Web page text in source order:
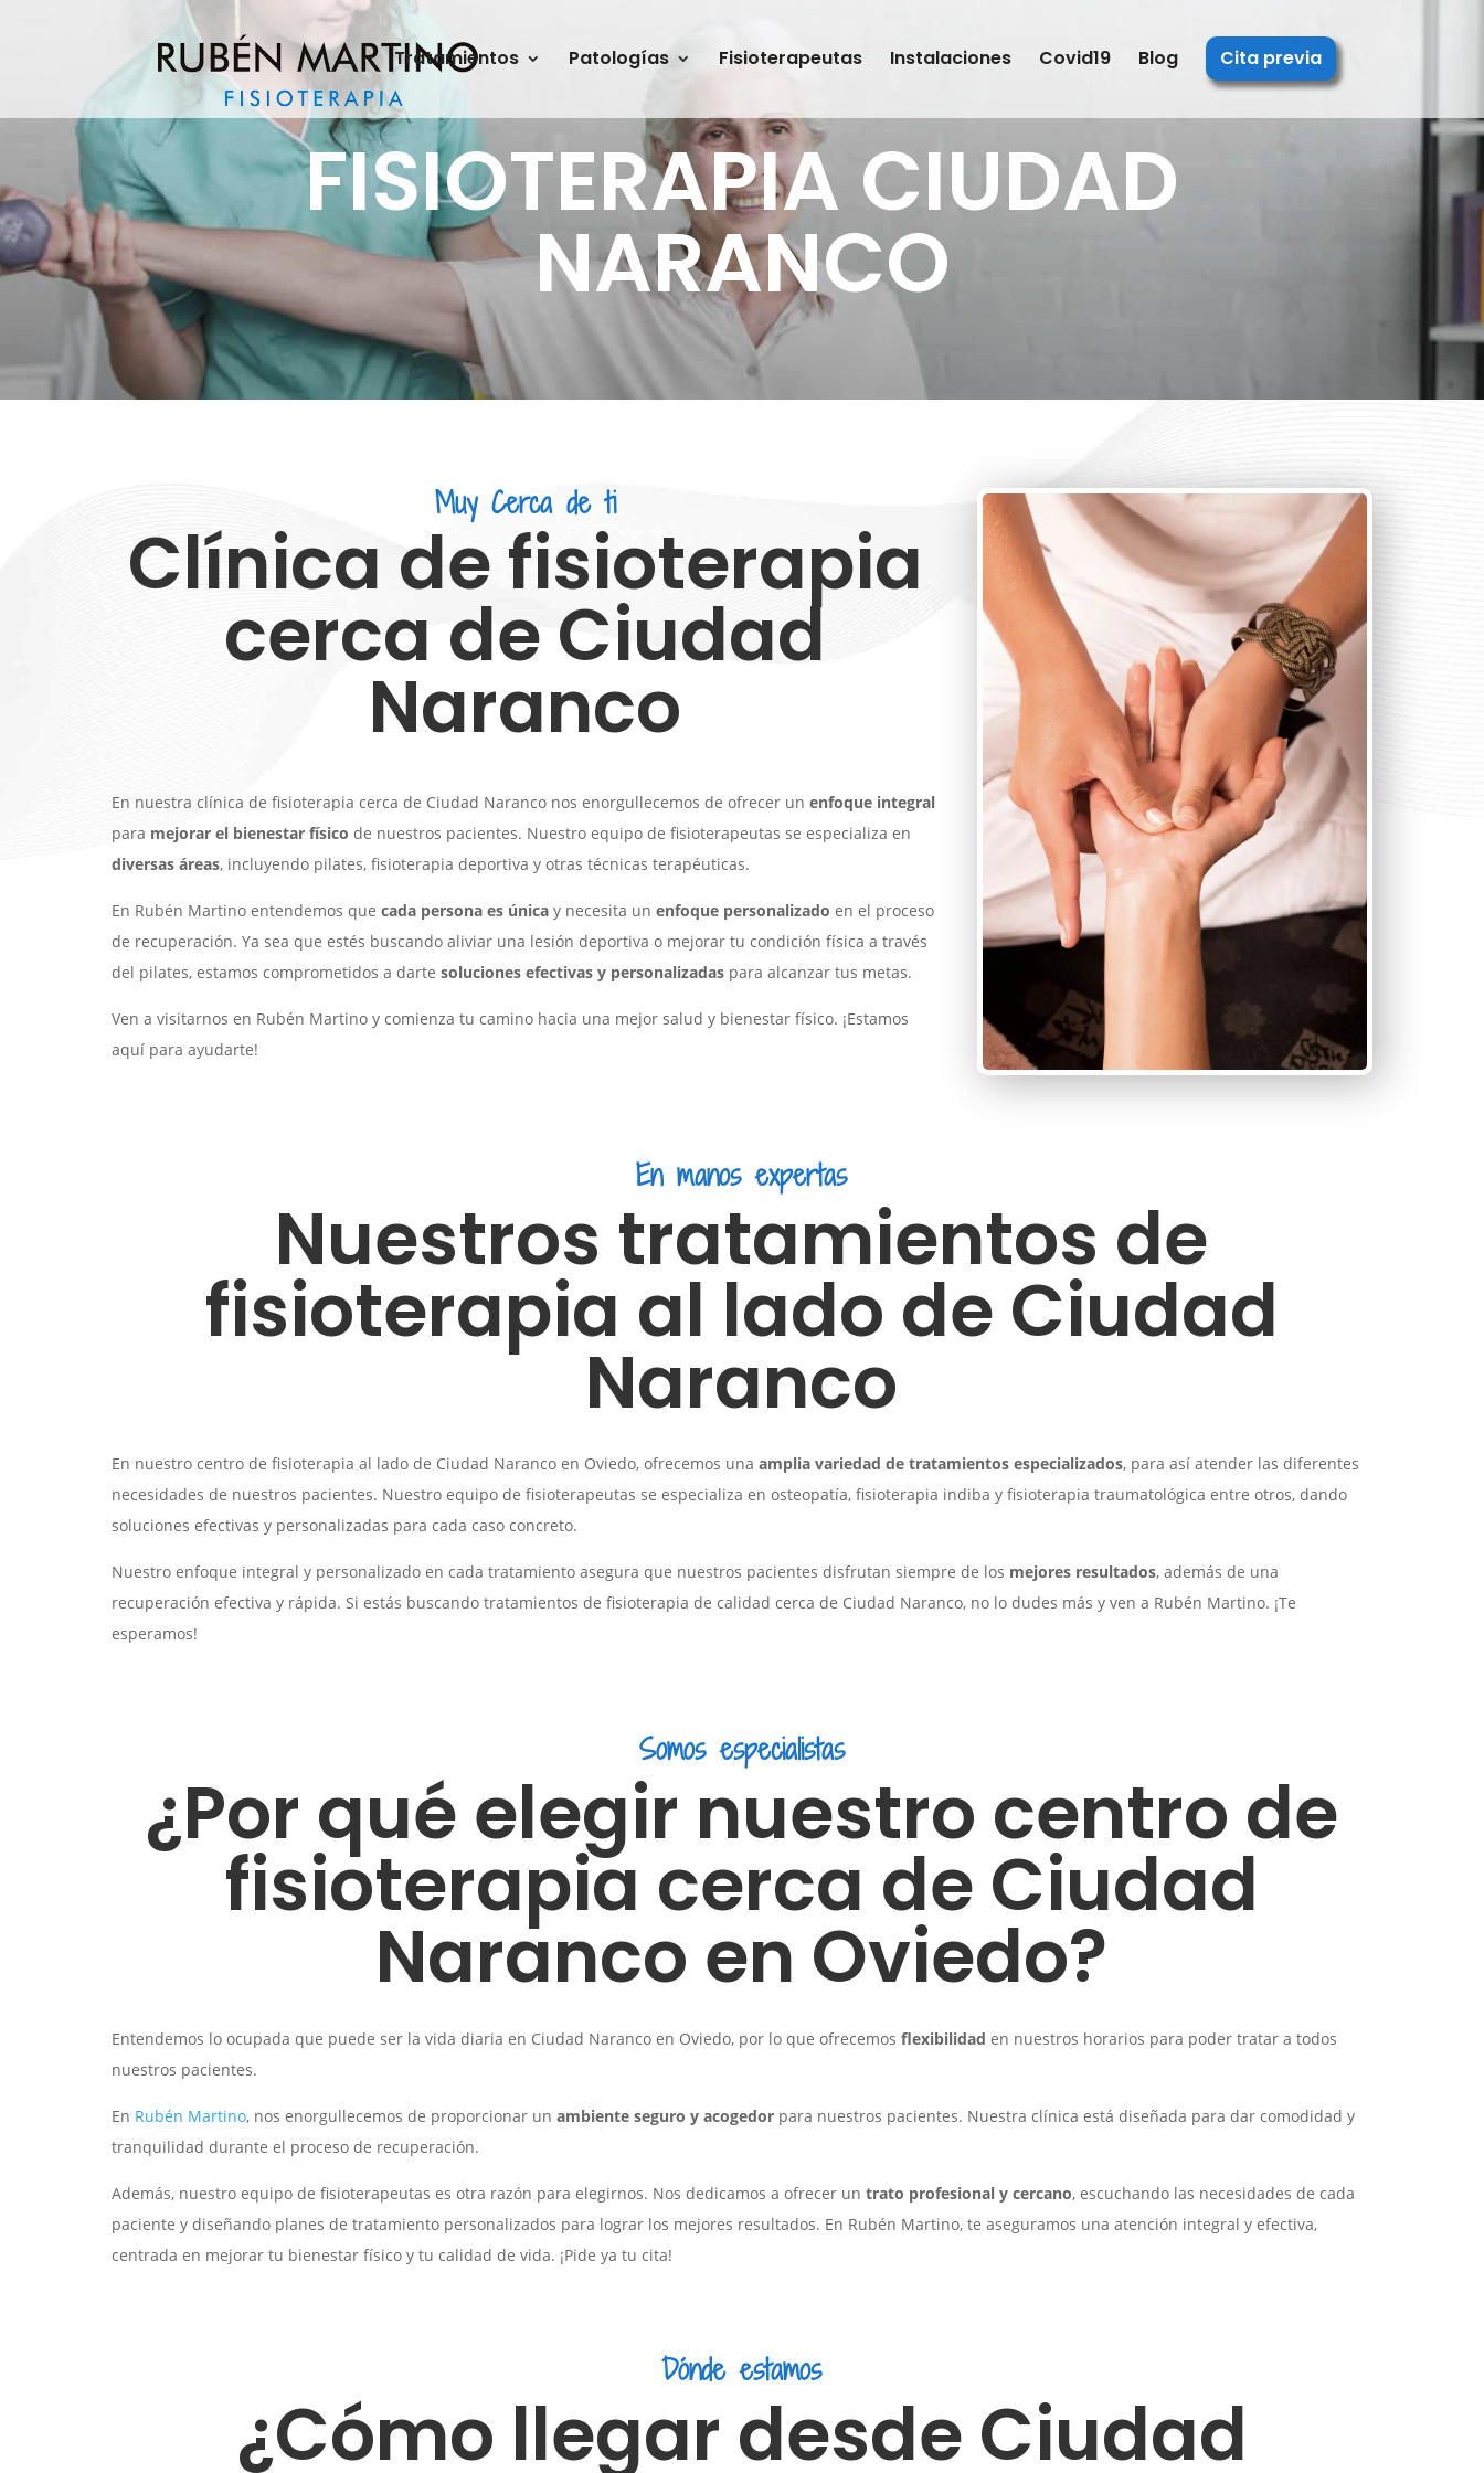
Tratamientos Patologías Fisioterapeutas Instalaciones Covid19 Blog Cita previa
FISIOTERAPIA CIUDAD
NARANCO
Muy Cerca de ti
Clínica de fisioterapia
cerca de Ciudad
Naranco
En nuestra clínica de fisioterapia cerca de Ciudad Naranco nos enorgullecemos de ofrecer un enfoque integral
para mejorar el bienestar físico de nuestros pacientes. Nuestro equipo de fisioterapeutas se especializa en
diversas áreas, incluyendo pilates, fisioterapia deportiva y otras técnicas terapéuticas.
En Rubén Martino entendemos que cada persona es únicay necesita un enfoque personalizado en el proceso
de recuperación. Ya sea que estés buscando aliviar una lesión deportiva o mejorar tu condición física a través
del pilates, estamos comprometidos a darte soluciones efectivas y personalizadaspara alcanzar tus metas.
Ven a visitarnos en Rubén Martino y comienza tu camino hacia una mejor salud y bienestar físico. ¡Estamos
aquí para ayudarte!
En manos expertas
Nuestros tratamientos de
fisioterapia al lado de Ciudad
Naranco
En nuestro centro de fisioterapia al lado de Ciudad Naranco en Oviedo, ofrecemos una amplia variedad de tratamientos especializados, para así atender las diferentes
necesidades de nuestros pacientes. Nuestro equipo de fisioterapeutas se especializa en osteopatía, fisioterapia indiba y fisioterapia traumatológica entre otros, dando
soluciones efectivas y personalizadas para cada caso concreto.
Nuestro enfoque integral y personalizado en cada tratamiento asegura que nuestros pacientes disfrutan siempre de los mejores resultados, además de una
recuperación efectiva y rápida. Si estás buscando tratamientos de fisioterapia de calidad cerca de Ciudad Naranco, no lo dudes más y ven a Rubén Martino. ¡Te
esperamos!
Somos especialistas
¿Por qué elegir nuestro centro de
fisioterapia cerca de Ciudad
Naranco en Oviedo?
Entendemos lo ocupada que puede ser la vida diaria en Ciudad Naranco en Oviedo, por lo que ofrecemos flexibilidad en nuestros horarios para poder tratar a todos
nuestros pacientes.
En Rubén Martino, nos enorgullecemos de proporcionar un ambiente seguro y acogedor para nuestros pacientes. Nuestra clínica está diseñada para dar comodidad y
tranquilidad durante el proceso de recuperación.
Además, nuestro equipo de fisioterapeutas es otra razón para elegirnos. Nos dedicamos a ofrecer un trato profesional y cercano, escuchando las necesidades de cada
paciente y diseñando planes de tratamiento personalizados para lograr los mejores resultados. En Rubén Martino, te aseguramos una atención integral y efectiva,
centrada en mejorar tu bienestar físico y tu calidad de vida. ¡Pide ya tu cita!
Dónde estamos
¿Cómo llegar desde Ciudad